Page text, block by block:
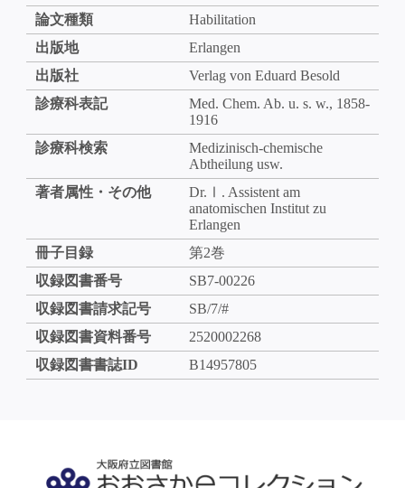
論文種類
Habilitation
出版地
Erlangen
出版社
Verlag von Eduard Besold
診療科表記
Med. Chem. Ab. u. s. w., 1858-
1916
診療科検索
Medizinisch-chemische
Abtheilung usw.
著者属性・その他
Dr.Ⅰ. Assistent am
anatomischen Institut zu
Erlangen
冊子目録
第2巻
収録図書番号
SB7-00226
収録図書請求記号
SB/7/#
収録図書資料番号
2520002268
収録図書書誌ID
B14957805